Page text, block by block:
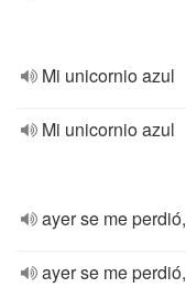
Mi unicornio azul
Mi unicornio azul
ayer se me perdió,
ayer se me perdió,